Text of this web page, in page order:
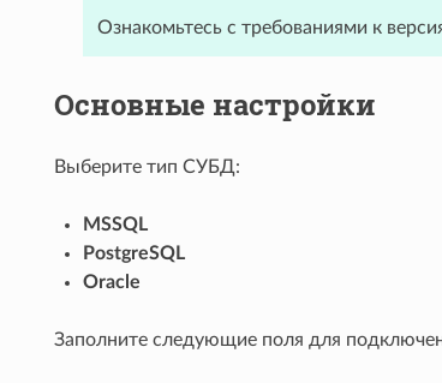
Ознакомьтесь с требованиями к
Основные настройки
Выберите тип СУБД:
MSSQL
PostgreSQL
Oracle
Заполните следующие поля для